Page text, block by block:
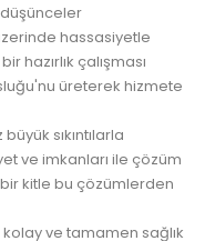
düşünceler
hassasiyetle
hazırlık çalışması
üreterek hizmete
sıkıntılarla
ve imkanları ile çözüm
kitle bu çözümlerden
kolay ve tamamen sağlık